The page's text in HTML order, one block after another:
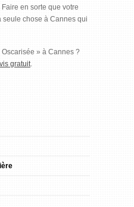
en sorte que votre
chose à Cannes qui
Oscarisée » à Cannes ?
gratuit.